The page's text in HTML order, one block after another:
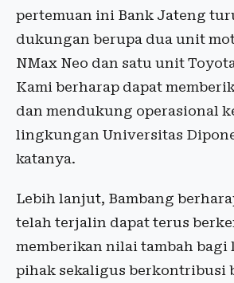
pertemuan ini Bank Jateng
dukungan berupa dua unit
NMax Neo dan satu unit
Kami berharap dapat
dan mendukung operasional
lingkungan Universitas
katanya.
Lebih lanjut, Bambang
telah terjalin dapat terus
memberikan nilai tambah bagi
pihak sekaligus berkontribusi